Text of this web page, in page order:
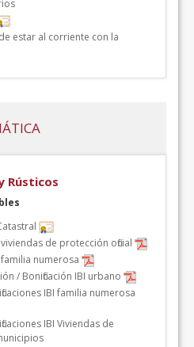
estar al corriente con la
Rústicos
de protección oficial
numerosa
/ Bonificación IBI urbano
IBI familia numerosa
IBI Viviendas de